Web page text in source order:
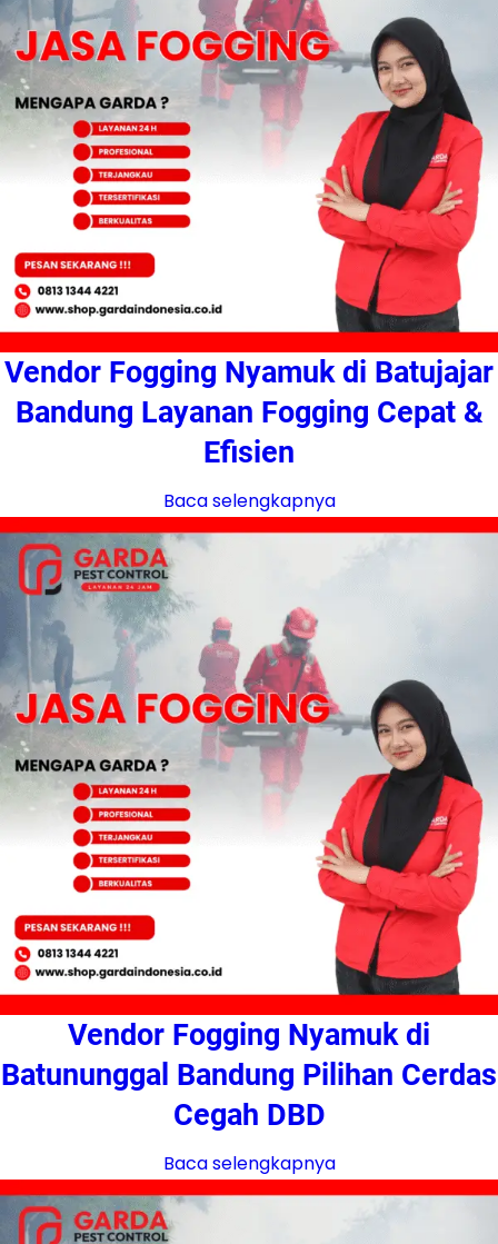
Vendor Fogging Nyamuk di Batujajar
Bandung Layanan Fogging Cepat &
Efisien
Baca selengkapnya
Vendor Fogging Nyamuk di
Batununggal Bandung Pilihan Cerdas
Cegah DBD
Baca selengkapnya